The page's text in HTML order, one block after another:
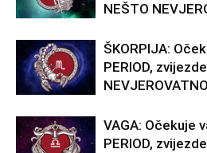
NEŠTO
ŠKORPIJA:
PERIOD,
VAGA: Očekuje
PERIOD,